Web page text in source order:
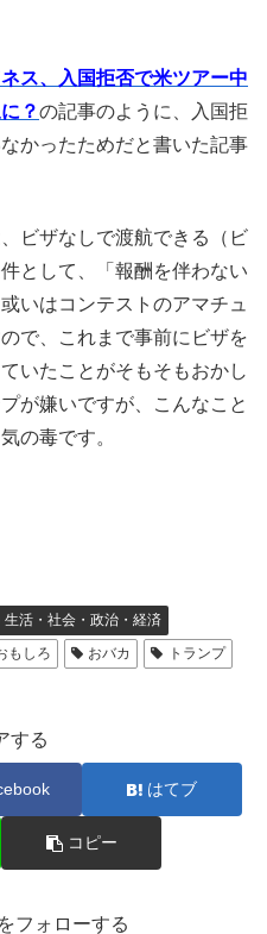
ス、入国拒否で米ツアー中
？の記事のように、入国拒
かったためだと書いた記事
ビザなしで渡航できる（ビ
として、「報酬を伴わない
いはコンテストのアマチュ
で、これまで事前にビザを
いたことがそもそもおかし
が嫌いですが、こんなこと
の毒です。
生活・社会・政治・経済
もしろ おバカ
トランプ
する
はてブ
コピー
フォローする